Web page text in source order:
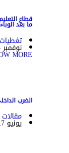
قطاع
ما بعد الوباء
تغطيات
نوفمبر 3, 2021
MORE
الضرب
مقالات
يونيو 7, 2022